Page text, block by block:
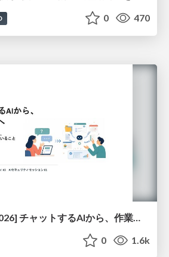
0 470
0 1.6k